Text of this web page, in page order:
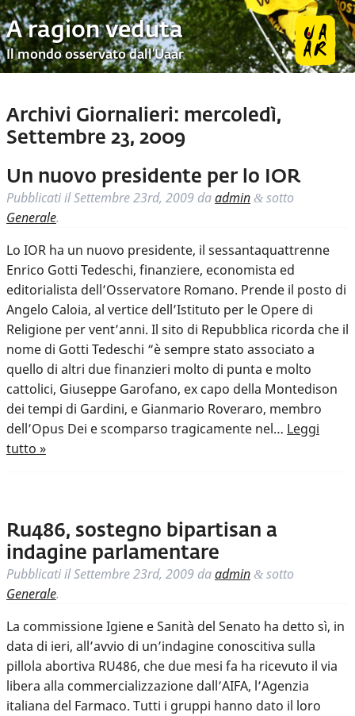
A ragion veduta
Il mondo osservato dall’Uaar
Archivi Giornalieri: mercoledì,
Settembre 23, 2009
Un nuovo presidente per lo IOR
Pubblicati ilSettembre 23rd, 2009 daadmin & sotto
Generale.
Lo IOR ha un nuovo presidente, il sessantaquattrenne
Enrico Gotti Tedeschi, finanziere, economista ed
editorialista dell’Osservatore Romano. Prende il posto di
Angelo Caloia, al vertice dell’Istituto per le Opere di
Religione per vent’anni. Il sito di Repubblica ricorda che il
nome di Gotti Tedeschi “è sempre stato associato a
quello di altri due finanzieri molto di punta e molto
cattolici, Giuseppe Garofano, ex capo della Montedison
dei tempi di Gardini, e Gianmario Roveraro, membro
dell’Opus Dei e scomparso tragicamente nel… Leggi
tutto »
Ru486, sostegno bipartisan a
indagine parlamentare
Pubblicati ilSettembre 23rd, 2009 daadmin & sotto
Generale.
La commissione Igiene e Sanità del Senato ha detto sì, in
data di ieri, all’avvio di un’indagine conoscitiva sulla
pillola abortiva RU486, che due mesi fa ha ricevuto il via
libera alla commercializzazione dall’AIFA, l’Agenzia
italiana del Farmaco. Tutti i gruppi hanno dato il loro